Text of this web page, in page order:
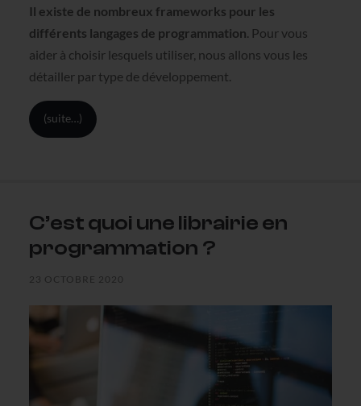
Il existe de nombreux frameworks pour les
différents langages de programmation. Pour vous
aider à choisir lesquels utiliser, nous allons vous les
détailler par type de développement.
(suite…)
C’est quoi une librairie en
programmation ?
23 OCTOBRE 2020